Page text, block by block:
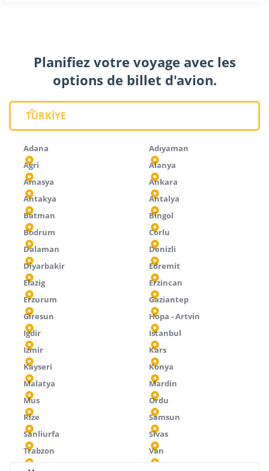
Planifiez votre voyage avec les
options de billet d'avion.
TÜRKİYE
Adana
Adıyaman
Agri
Alanya
Amasya
Ankara
Antakya
Antalya
Batman
Bingol
Bodrum
Corlu
Dalaman
Denizli
Diyarbakir
Edremit
Elazig
Erzincan
Erzurum
Gaziantep
Giresun
Hopa - Artvin
Igdir
Istanbul
Izmir
Kars
Kayseri
Konya
Malatya
Mardin
Mus
Ordu
Rize
Samsun
Sanliurfa
Sivas
Trabzon
Van